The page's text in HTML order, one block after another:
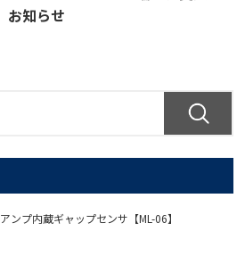
お知らせ
アンプ内蔵ギャップセンサ【ML-06】